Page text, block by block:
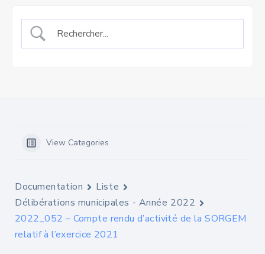
View Categories
Documentation
Liste
Délibérations municipales - Année 2022
2022_052 – Compte rendu d’activité de la SORGEM
relatif à l’exercice 2021